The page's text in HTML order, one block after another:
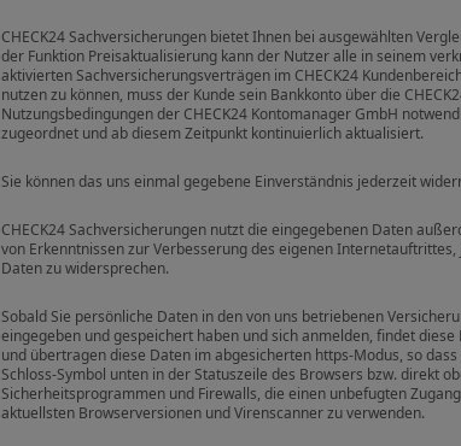
CHECK24 Sachversicherungen bietet Ihnen bei ausgewählten
der Funktion Preisaktualisierung kann der Nutzer alle in seinem
aktivierten Sachversicherungsverträgen im CHECK24
nutzen zu können, muss der Kunde sein Bankkonto über die
Nutzungsbedingungen der CHECK24 Kontomanager GmbH
zugeordnet und ab diesem Zeitpunkt kontinuierlich aktualisiert.
Sie können das uns einmal gegebene Einverständnis jederzeit
CHECK24 Sachversicherungen nutzt die eingegebenen Daten
von Erkenntnissen zur Verbesserung des eigenen
Daten zu widersprechen.
Sobald Sie persönliche Daten in den von uns betriebenen
eingegeben und gespeichert haben und sich anmelden, findet
und übertragen diese Daten im abgesicherten https-Modus, so
Schloss-Symbol unten in der Statuszeile des Browsers bzw. direkt
Sicherheitsprogrammen und Firewalls, die einen unbefugten
aktuellsten Browserversionen und Virenscanner zu verwenden.